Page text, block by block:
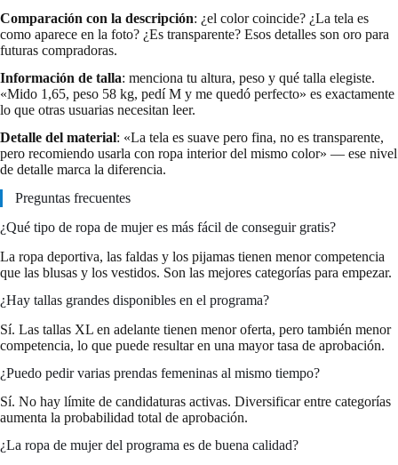
Comparación con la descripción: ¿el color coincide? ¿La tela es
como aparece en la foto? ¿Es transparente? Esos detalles son oro para
futuras compradoras.
Información de talla: menciona tu altura, peso y qué talla elegiste.
«Mido 1,65, peso 58 kg, pedí M y me quedó perfecto» es exactamente
lo que otras usuarias necesitan leer.
Detalle del material: «La tela es suave pero fina, no es transparente,
pero recomiendo usarla con ropa interior del mismo color» — ese nivel
de detalle marca la diferencia.
Preguntas frecuentes
¿Qué tipo de ropa de mujer es más fácil de conseguir gratis?
La ropa deportiva, las faldas y los pijamas tienen menor competencia
que las blusas y los vestidos. Son las mejores categorías para empezar.
¿Hay tallas grandes disponibles en el programa?
Sí. Las tallas XL en adelante tienen menor oferta, pero también menor
competencia, lo que puede resultar en una mayor tasa de aprobación.
¿Puedo pedir varias prendas femeninas al mismo tiempo?
Sí. No hay límite de candidaturas activas. Diversificar entre categorías
aumenta la probabilidad total de aprobación.
¿La ropa de mujer del programa es de buena calidad?